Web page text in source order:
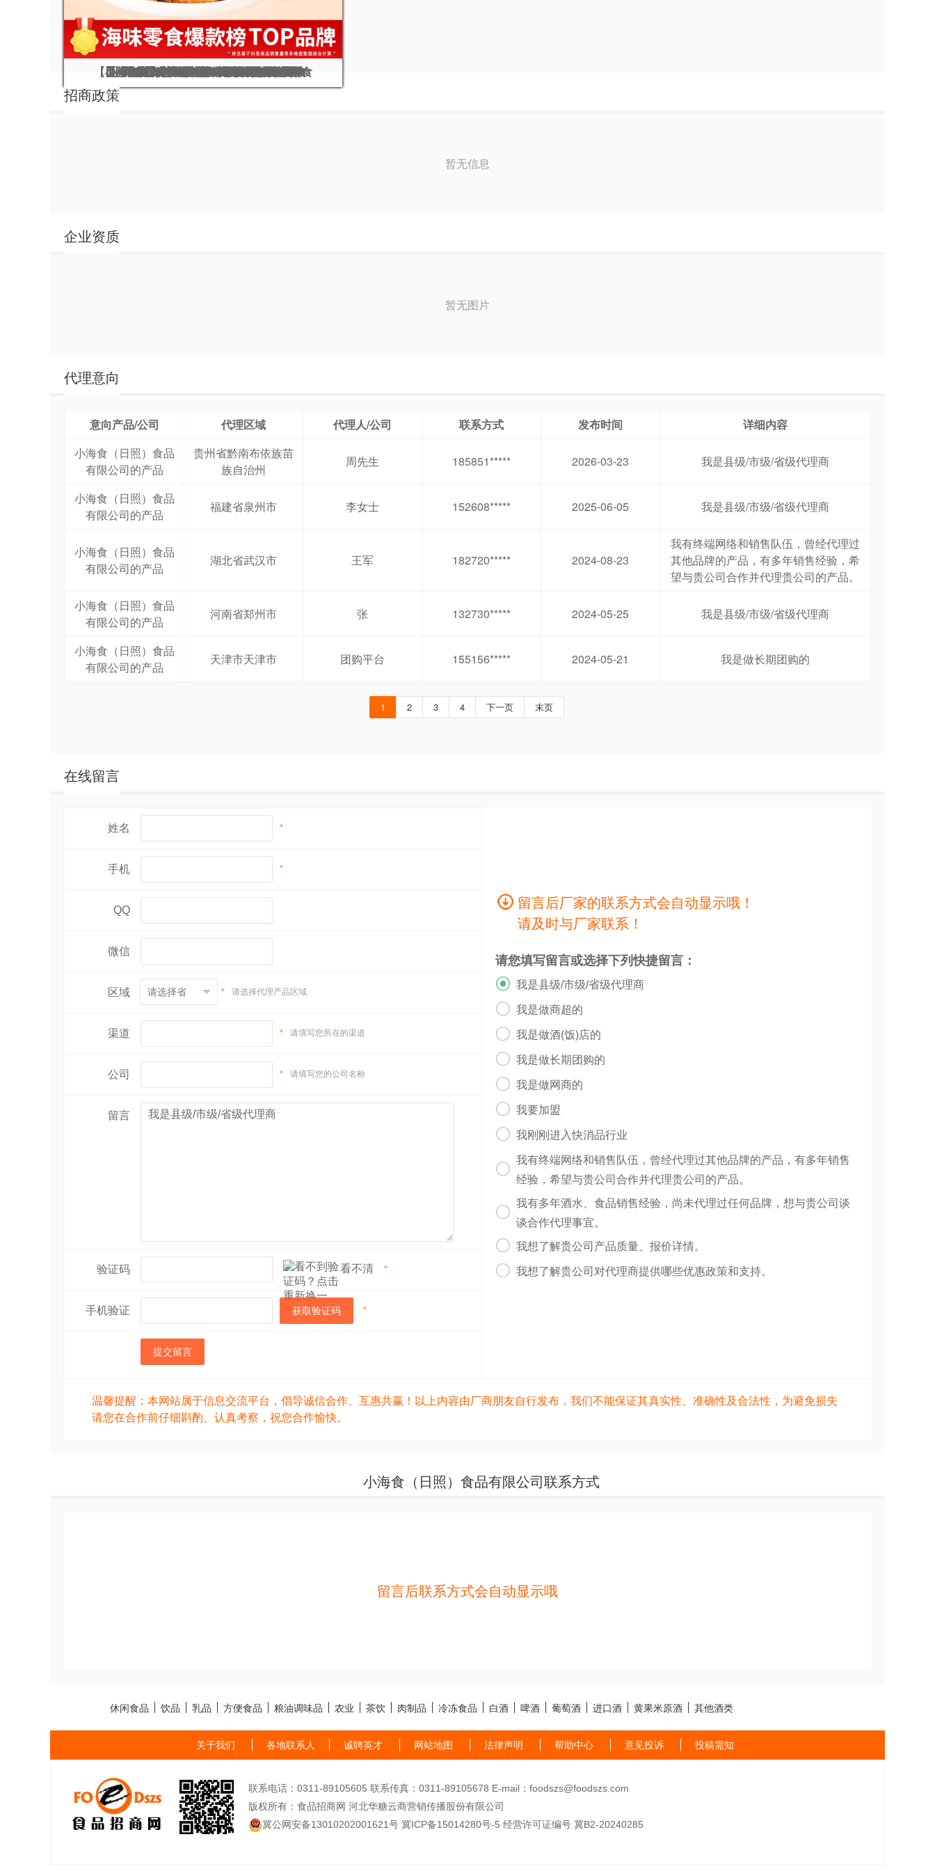
【小海食】芝麻夹心海苔--海洋休闲零食
【小海食】淘气鱼蛋蛋--爆款休闲解馋小零食
【小海食】炭烧鱿鱼丝--健康经典海洋零食
【小海食】鲜香鳕鱼片--健康经典海洋零食
【小海食】铁板鱿鱼--经典海味零食
【小海食】龙鱼酥--海味零食爆款4种口味
【小海食】黄鱼酥--海味零食爆款黄鱼酥
【小海食】肉松海苔卷--经典海洋藻类零食
【小海食】带鱼酥--海洋休闲零食
招商政策
暂无信息
企业资质
暂无图片
代理意向
意向产品/公司 代理区域 代理人/公司 联系方式 发布时间
详细内容
小海食（日照）食品
有限公司的产品
贵州省黔南布依族苗
族自治州
周先生 185851***** 2026-03-23 我是县级/市级/省级代理商
小海食（日照）食品
有限公司的产品
福建省泉州市 李女士 152608***** 2025-06-05 我是县级/市级/省级代理商
小海食（日照）食品
有限公司的产品
湖北省武汉市 王军 182720***** 2024-08-23
我有终端网络和销售队伍，曾经代理过
其他品牌的产品，有多年销售经验，希
望与贵公司合作并代理贵公司的产品。
小海食（日照）食品
有限公司的产品
河南省郑州市 张 132730***** 2024-05-25 我是县级/市级/省级代理商
小海食（日照）食品
有限公司的产品
天津市天津市 团购平台 155156***** 2024-05-21 我是做长期团购的
1 2 3 4 下一页 末页
在线留言
姓名 *
手机 *
QQ
微信
区域 * 请选择代理产品区域
渠道 * 请填写您所在的渠道
公司 * 请填写您的公司名称
留言
验证码 看不清 *
手机验证 获取验证码 *
提交留言
留言后厂家的联系方式会自动显示哦！
请及时与厂家联系！
请您填写留言或选择下列快捷留言：
 我是县级/市级/省级代理商
 我是做商超的
 我是做酒(饭)店的
 我是做长期团购的
 我是做网商的
 我要加盟
 我刚刚进入快消品行业

我有终端网络和销售队伍，曾经代理过其他品牌的产品，有多年销售
经验，希望与贵公司合作并代理贵公司的产品。

我有多年酒水、食品销售经验，尚未代理过任何品牌，想与贵公司谈
谈合作代理事宜。
 我想了解贵公司产品质量、报价详情。
 我想了解贵公司对代理商提供哪些优惠政策和支持。
温馨提醒：本网站属于信息交流平台，倡导诚信合作、互惠共赢！以上内容由厂商朋友自行发布，我们不能保证其真实性、准确性及合法性，为避免损失
请您在合作前仔细斟酌、认真考察，祝您合作愉快。
小海食（日照）食品有限公司联系方式
留言后联系方式会自动显示哦
休闲食品 饮品 乳品 方便食品 粮油调味品 农业 茶饮 肉制品 冷冻食品 白酒 啤酒 葡萄酒 进口酒 黄果米原酒 其他酒类
关于我们 各地联系人 诚聘英才 网站地图 法律声明 帮助中心 意见投诉 投稿需知
联系电话：0311-89105605 联系传真：0311-89105678 E-mail：foodszs@foodszs.com
版权所有：食品招商网 河北华糖云商营销传播股份有限公司
冀公网安备13010202001621号 冀ICP备15014280号-5 经营许可证编号 冀B2-20240285